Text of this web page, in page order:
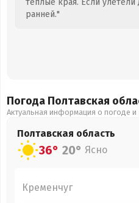
теплые края. Если
ранней."
Погода Полтавская
Актуальная информация о погоде
Полтавская область
36° 20° Ясно
Кременчуг